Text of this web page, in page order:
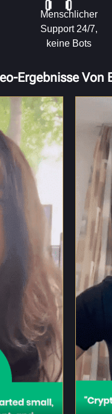
Menschlicher
Support 24/7,
keine Bots
Ergebnisse Von